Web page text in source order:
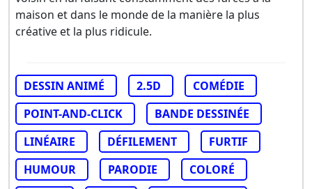
maison et dans le monde de la manière la plus
créative et la plus ridicule.
DESSIN ANIMÉ 2.5D
COMÉDIE
POINT-AND-CLICK
BANDE DESSINÉE
LINÉAIRE
DÉFILEMENT
FURTIF
HUMOUR
PARODIE
COLORÉ